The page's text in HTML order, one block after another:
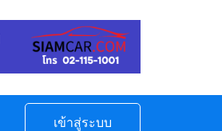
เข้าสู่ระบบ